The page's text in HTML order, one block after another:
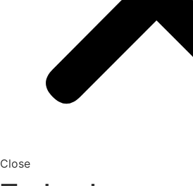
Close